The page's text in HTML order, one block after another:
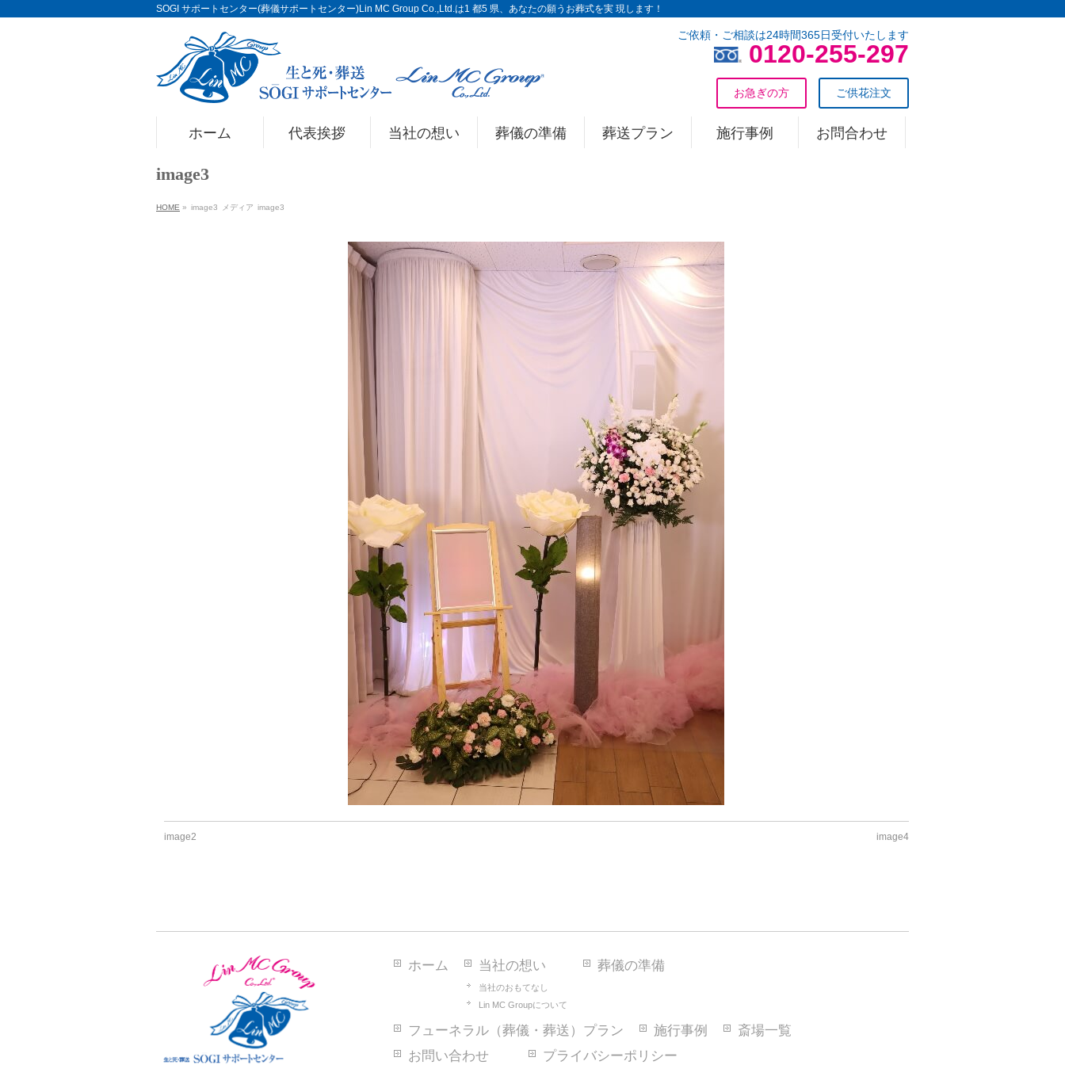
SOGI サポートセンター(葬儀サポートセンター)Lin MC Group Co.,Ltd.は1 都5 県、あなたの願うお葬式を実 現します！
ご依頼・ご相談は24時間365日受付いたします
0120-255-297
ご供花注文
お急ぎの方
ホーム 代表挨拶 当社の想い 葬儀の準備 葬送プラン 施行事例 お問合わせ
image3
HOME » image3 メディア image3
image2 image4
ホーム 当社の想い
当社のおもてなし
Lin MC Groupについて
葬儀の準備
フューネラル（葬儀・葬送）プラン 施行事例
斎場一覧
お問い合わせ
プライバシーポリシー